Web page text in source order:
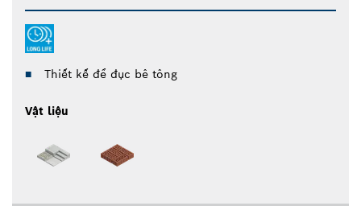
Thiết kế để đục bê tông
Vật liệu